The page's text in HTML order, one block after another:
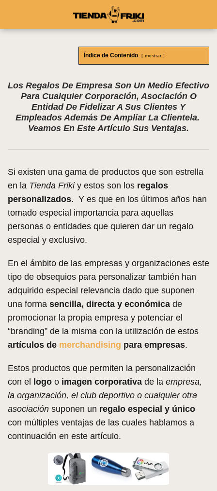
Índice de Contenido mostrar
Los Regalos De Empresa Son Un Medio Efectivo
Para Cualquier Corporación, Asociación O
Entidad De Fidelizar A Sus Clientes Y
Empleados Además De Ampliar La Clientela.
Veamos En Este Artículo Sus Ventajas.
Si existen una gama de productos que son estrella
en la Tienda Frikiy estos son los regalos
personalizados. Y es que en los últimos años han
tomado especial importancia para aquellas
personas o entidades que quieren dar un regalo
especial y exclusivo.
En el ámbito de las empresas y organizaciones este
tipo de obsequios para personalizar también han
adquirido especial relevancia dado que suponen
una forma sencilla, directa y económica de
promocionar la propia empresa y potenciar el
“branding” de la misma con la utilización de estos
artículos de merchandising para empresas.
Estos productos que permiten la personalización
con el
logo o imagen corporativa de la empresa,
la organización, el club deportivo o cualquier otra
asociación suponen un regalo especial y único
con múltiples ventajas de las cuales hablamos a
continuación en este artículo.